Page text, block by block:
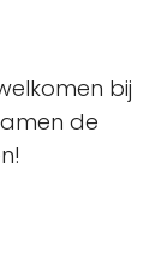
bij
de